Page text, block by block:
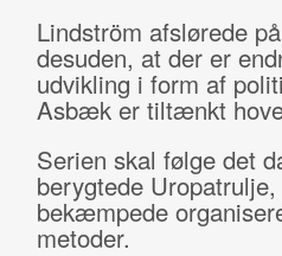
Lindström afslørede
desuden, at der er
udvikling i form af
Asbæk er tiltænkt
Serien skal følge det
berygtede
bekæmpede
metoder.